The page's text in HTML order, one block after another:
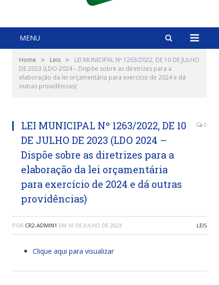
MENU
Home » Leis »
LEI MUNICIPAL Nº 1263/2022, DE 10 DE JULHO
DE 2023 (LDO 2024 – Dispõe sobre as diretrizes para a
elaboração da lei orçamentária para exercício de 2024 e dá
outras providências)
LEI MUNICIPAL Nº 1263/2022, DE 10
DE JULHO DE 2023 (LDO 2024 –
Dispõe sobre as diretrizes para a
elaboração da lei orçamentária
para exercício de 2024 e dá outras
providências)
0
POR CR2-ADMIN1 EM 10 DE JULHO DE 2023 LEIS
Clique aqui para visualizar